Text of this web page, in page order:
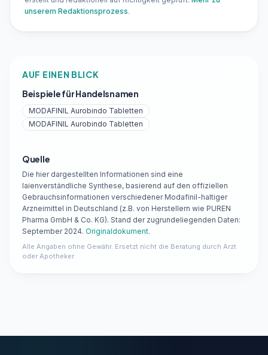
unserem Redaktionsprozess.
AUF EINEN BLICK
Beispiele für Handelsnamen
MODAFINIL Aurobindo Tabletten
MODAFINIL Aurobindo Tabletten
Quelle
Die hier dargestellten Informationen sind eine
laienverständliche Synthese, basierend auf den offiziellen
Gebrauchsinformationen verschiedener Modafinil-haltiger
Arzneimittel in Deutschland (z.B. von Herstellern wie PUREN
Pharma GmbH & Co. KG). Stand der zugrundeliegenden Daten:
September 2024. Originaldokument.
Alle Angaben ohne Gewähr. Ersetzt nicht die Beratung durch Arzt
oder Apotheker.